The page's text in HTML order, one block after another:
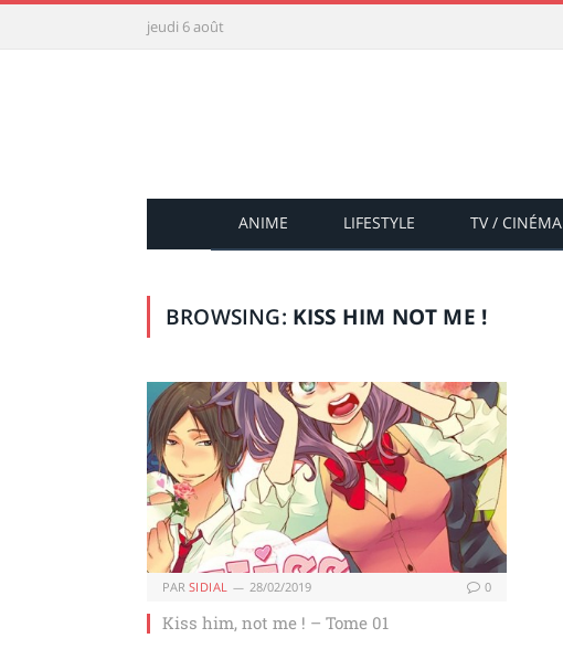
jeudi 6 août
ANIME LIFESTYLE TV / CINÉMA
BROWSING: KISS HIM NOT ME !
PAR SIDIAL 28/02/2019 0
Kiss him, not me ! – Tome 01